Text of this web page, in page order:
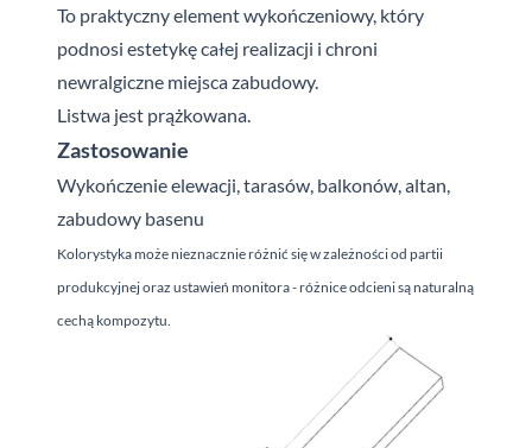
To praktyczny element wykończeniowy, który
podnosi estetykę całej realizacji i chroni
newralgiczne miejsca zabudowy.
Listwa jest prążkowana.
Zastosowanie
Wykończenie elewacji, tarasów, balkonów, altan,
zabudowy basenu
Kolorystyka może nieznacznie różnić się w zależności od partii
produkcyjnej oraz ustawień monitora - różnice odcieni są naturalną
cechą kompozytu.